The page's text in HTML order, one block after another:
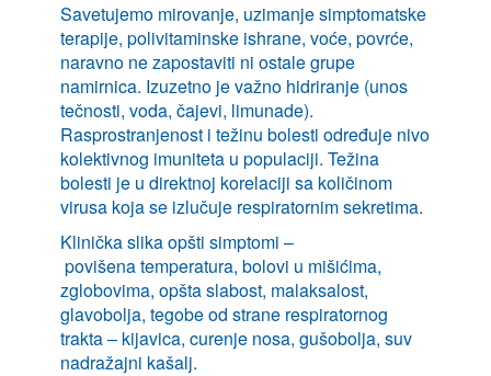
Savetujemo mirovanje, uzimanje simptomatske
terapije, polivitaminske ishrane, voće, povrće,
naravno ne zapostaviti ni ostale grupe
namirnica. Izuzetno je važno hidriranje (unos
tečnosti, voda, čajevi, limunade).
Rasprostranjenost i težinu bolesti određuje nivo
kolektivnog imuniteta u populaciji. Težina
bolesti je u direktnoj korelaciji sa količinom
virusa koja se izlučuje respiratornim sekretima.
Klinička slika opšti simptomi –
povišena temperatura, bolovi u mišićima,
zglobovima, opšta slabost, malaksalost,
glavobolja, tegobe od strane respiratornog
trakta – kijavica, curenje nosa, gušobolja, suv
nadražajni kašalj.